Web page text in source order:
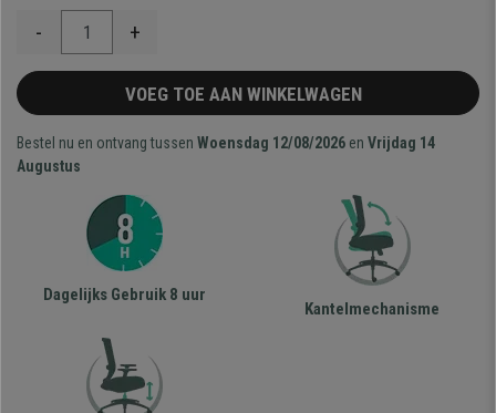
- +
VOEG TOE AAN WINKELWAGEN
Bestel nu en ontvang tussen Woensdag 12/08/2026 en Vrijdag 14
Augustus
Dagelijks Gebruik 8 uur
Kantelmechanisme